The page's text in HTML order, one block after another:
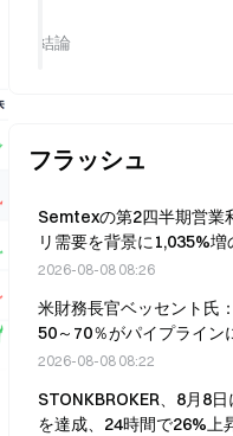
結論
フラッシュ
Semtexの第2四半期営業
リ需要を背景に1,035%
2026-08-08 08:26
米財務長官ベッセント氏
50～70％がパイプライン
にホルムズ海峡の重要性
2026-08-08 08:22
STONKBROKER、8月8
を達成、24時間で26%上